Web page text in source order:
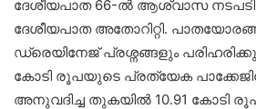
ദേശീയപാത 66-ൽ ആശ്വാസ
ദേശീയപാത അതോറിറ്റി.
ഡ്രെയിനേജ് പ്രശ്നങ്ങളും
കോടി രൂപയുടെ പ്രത്യേക
അനുവദിച്ച തുകയിൽ 10.91 കോടി